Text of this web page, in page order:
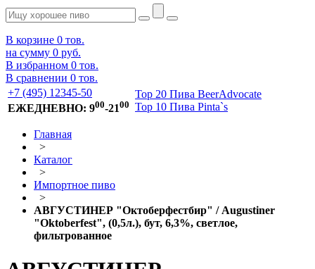
В корзине 0 тов.
на сумму 0 руб.
В избранном 0 тов.
В сравнении 0 тов.
+7 (495) 12345-50
ЕЖЕДНЕВНО: 900-2100
Top 20 Пива BeerAdvocate
Top 10 Пива Pinta`s
Главная
>
Каталог
>
Импортное пиво
>
АВГУСТИНЕР "Октоберфестбир" / Augustiner
"Oktoberfest", (0,5л.), бут, 6,3%, светлое,
фильтрованное